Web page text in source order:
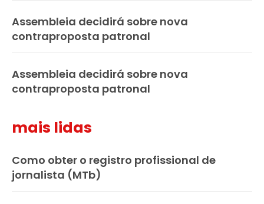
Assembleia decidirá sobre nova
contraproposta patronal
Assembleia decidirá sobre nova
contraproposta patronal
mais lidas
Como obter o registro profissional de
jornalista (MTb)